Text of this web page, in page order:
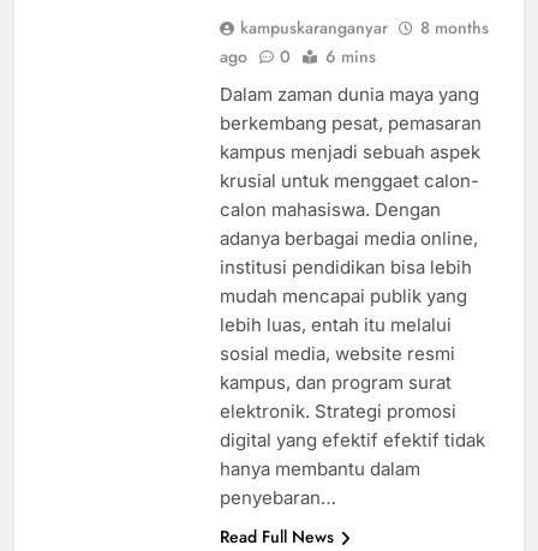
kampuskaranganyar
8 months
ago
0 6 mins
Dalam zaman dunia maya yang
berkembang pesat, pemasaran
kampus menjadi sebuah aspek
krusial untuk menggaet calon-
calon mahasiswa. Dengan
adanya berbagai media online,
institusi pendidikan bisa lebih
mudah mencapai publik yang
lebih luas, entah itu melalui
sosial media, website resmi
kampus, dan program surat
elektronik. Strategi promosi
digital yang efektif efektif tidak
hanya membantu dalam
penyebaran…
Read Full News